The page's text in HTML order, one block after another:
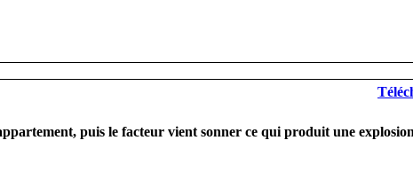
puis le facteur vient sonner ce qui produit une